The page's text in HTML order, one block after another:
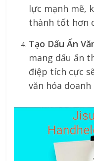
lực mạnh mẽ,
thành tốt hơn
Tạo Dấu Ấn
mang dấu ấn
điệp tích cực
văn hóa doanh